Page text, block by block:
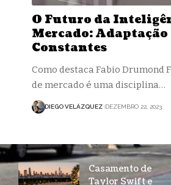
O Futuro da
Mercado: Adaptação
Constantes
Como destaca Fabio Drumond
de mercado é uma disciplina…
DIEGO VELÁZQUEZ DEZEMBRO 22, 2023
Casamento de
Taylor Swift e